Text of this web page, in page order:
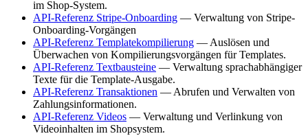
im Shop-System.
API-Referenz Stripe-Onboarding — Verwaltung von Stripe-
Onboarding-Vorgängen
API-Referenz Templatekompilierung — Auslösen und
Überwachen von Kompilierungsvorgängen für Templates.
API-Referenz Textbausteine — Verwaltung sprachabhängiger
Texte für die Template-Ausgabe.
API-Referenz Transaktionen — Abrufen und Verwalten von
Zahlungsinformationen.
API-Referenz Videos — Verwaltung und Verlinkung von
Videoinhalten im Shopsystem.